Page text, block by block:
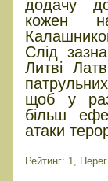
додачу
кожен
Слід
Литві
щоб у
більш
атаки
Рейтинг: 1,